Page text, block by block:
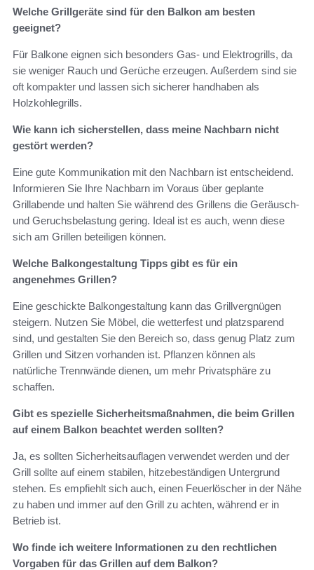
Welche Grillgeräte sind für den Balkon am besten
geeignet?
Für Balkone eignen sich besonders Gas- und Elektrogrills, da
sie weniger Rauch und Gerüche erzeugen. Außerdem sind sie
oft kompakter und lassen sich sicherer handhaben als
Holzkohlegrills.
Wie kann ich sicherstellen, dass meine Nachbarn nicht
gestört werden?
Eine gute Kommunikation mit den Nachbarn ist entscheidend.
Informieren Sie Ihre Nachbarn im Voraus über geplante
Grillabende und halten Sie während des Grillens die Geräusch-
und Geruchsbelastung gering. Ideal ist es auch, wenn diese
sich am Grillen beteiligen können.
Welche Balkongestaltung Tipps gibt es für ein
angenehmes Grillen?
Eine geschickte Balkongestaltung kann das Grillvergnügen
steigern. Nutzen Sie Möbel, die wetterfest und platzsparend
sind, und gestalten Sie den Bereich so, dass genug Platz zum
Grillen und Sitzen vorhanden ist. Pflanzen können als
natürliche Trennwände dienen, um mehr Privatsphäre zu
schaffen.
Gibt es spezielle Sicherheitsmaßnahmen, die beim Grillen
auf einem Balkon beachtet werden sollten?
Ja, es sollten Sicherheitsauflagen verwendet werden und der
Grill sollte auf einem stabilen, hitzebeständigen Untergrund
stehen. Es empfiehlt sich auch, einen Feuerlöscher in der Nähe
zu haben und immer auf den Grill zu achten, während er in
Betrieb ist.
Wo finde ich weitere Informationen zu den rechtlichen
Vorgaben für das Grillen auf dem Balkon?